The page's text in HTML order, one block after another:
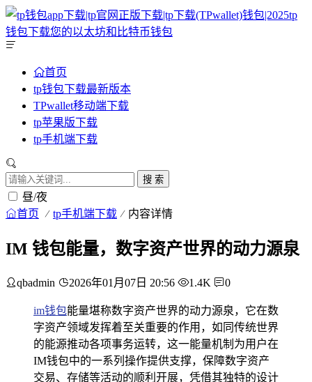
首页
tp钱包下载最新版本
TPwallet移动端下载
tp苹果版下载
tp手机端下载
搜 索
昼/夜
首页 tp手机端下载 内容详情
IM 钱包能量，数字资产世界的动力源泉
qbadmin 2026年01月07日 20:56 1.4K 0
im钱包能量堪称数字资产世界的动力源泉，它在数
字资产领域发挥着至关重要的作用，如同传统世界
的能源推动各项事务运转，这一能量机制为用户在
IM钱包中的一系列操作提供支撑，保障数字资产
交易、存储等活动的顺利开展，凭借其独特的设计